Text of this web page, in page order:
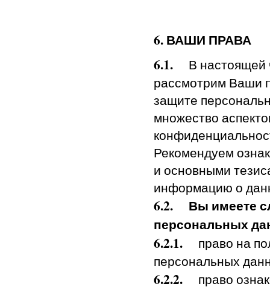
6. ВАШИ ПРАВА
6.1.
В настоящей
рассмотрим Ваши
защите
множество
Рекомендуем
и основными
информацию о
6.2.
Вы имеете
персональных
6.2.1. право на
персональных
6.2.2. право